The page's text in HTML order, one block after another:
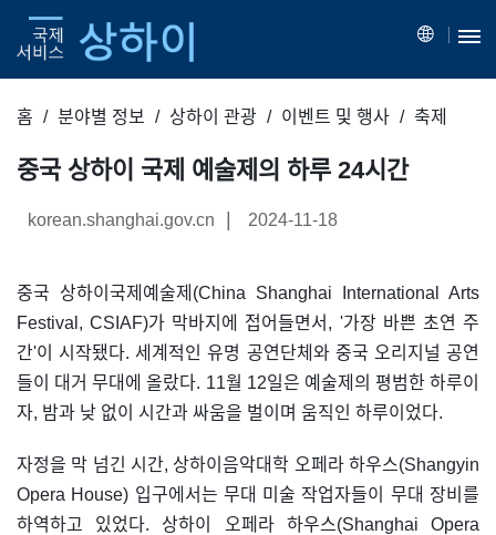
홈 분야별 정보 상하이 관광 이벤트 및 행사 축제
중국 상하이 국제 예술제의 하루 24시간
korean.shanghai.gov.cn | 2024-11-18
중국 상하이국제예술제(China Shanghai International Arts
Festival, CSIAF)가 막바지에 접어들면서, '가장 바쁜 초연 주
간'이 시작됐다. 세계적인 유명 공연단체와 중국 오리지널 공연
들이 대거 무대에 올랐다. 11월 12일은 예술제의 평범한 하루이
자, 밤과 낮 없이 시간과 싸움을 벌이며 움직인 하루이었다.
자정을 막 넘긴 시간, 상하이음악대학 오페라 하우스(Shangyin
Opera House) 입구에서는 무대 미술 작업자들이 무대 장비를
하역하고 있었다. 상하이 오페라 하우스(Shanghai Opera